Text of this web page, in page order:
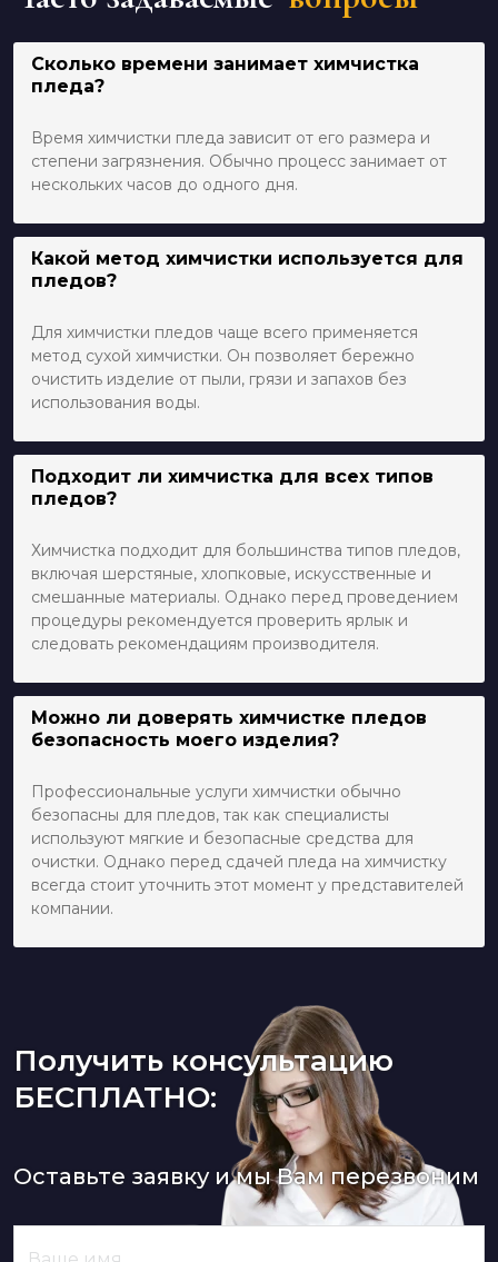
Сколько времени занимает химчистка
пледа?
Время химчистки пледа зависит от его размера и
степени загрязнения. Обычно процесс занимает от
нескольких часов до одного дня.
Какой метод химчистки используется для
пледов?
Для химчистки пледов чаще всего применяется
метод сухой химчистки. Он позволяет бережно
очистить изделие от пыли, грязи и запахов без
использования воды.
Подходит ли химчистка для всех типов
пледов?
Химчистка подходит для большинства типов пледов,
включая шерстяные, хлопковые, искусственные и
смешанные материалы. Однако перед проведением
процедуры рекомендуется проверить ярлык и
следовать рекомендациям производителя.
Можно ли доверять химчистке пледов
безопасность моего изделия?
Профессиональные услуги химчистки обычно
безопасны для пледов, так как специалисты
используют мягкие и безопасные средства для
очистки. Однако перед сдачей пледа на химчистку
всегда стоит уточнить этот момент у представителей
компании.
Получить консультацию
БЕСПЛАТНО:
Оставьте заявку и мы Вам перезвоним